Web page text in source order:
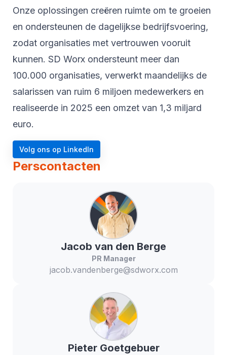
Onze oplossingen creëren ruimte om te groeien
en ondersteunen de dagelijkse bedrijfsvoering,
zodat organisaties met vertrouwen vooruit
kunnen. SD Worx ondersteunt meer dan
100.000 organisaties, verwerkt maandelijks de
salarissen van ruim 6 miljoen medewerkers en
realiseerde in 2025 een omzet van 1,3 miljard
euro.
Volg ons op LinkedIn
Perscontacten
Jacob van den Berge
PR Manager
jacob.vandenberge@sdworx.com
Pieter Goetgebuer